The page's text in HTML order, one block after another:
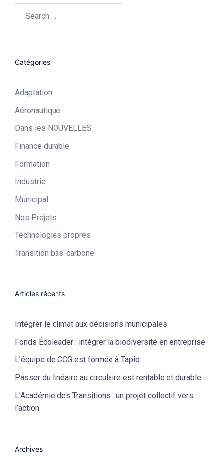
Catégories
Adaptation
Aéronautique​
Dans les NOUVELLES
Finance durable
Formation
Industrie​
Municipal​
Nos Projets
Technologies propres​
Transition bas-carbone
Articles récents
Intégrer le climat aux décisions municipales
Fonds Écoleader : intégrer la biodiversité en entreprise
L’équipe de CCG est formée à Tapio
Passer du linéaire au circulaire est rentable et durable
L’Académie des Transitions : un projet collectif vers
l’action
Archives